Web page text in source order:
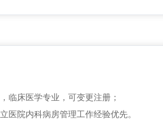
临床医学专业，可变更注册；
医院内科病房管理工作经验优先。